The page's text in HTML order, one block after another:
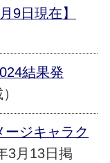
9日現在】
結果発
ジキャラク
3月13日掲